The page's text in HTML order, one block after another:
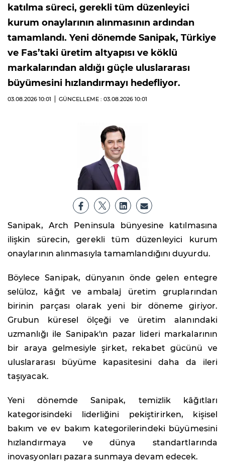
katılma süreci, gerekli tüm düzenleyici
kurum onaylarının alınmasının ardından
tamamlandı. Yeni dönemde Sanipak, Türkiye
ve Fas’taki üretim altyapısı ve köklü
markalarından aldığı güçle uluslararası
büyümesini hızlandırmayı hedefliyor.
03.08.2026 10:01 GÜNCELLEME : 03.08.2026 10:01
Sanipak, Arch Peninsula bünyesine katılmasına
ilişkin sürecin, gerekli tüm düzenleyici kurum
onaylarının alınmasıyla tamamlandığını duyurdu.
Böylece Sanipak, dünyanın önde gelen entegre
selüloz, kâğıt ve ambalaj üretim gruplarından
birinin parçası olarak yeni bir döneme giriyor.
Grubun küresel ölçeği ve üretim alanındaki
uzmanlığı ile Sanipak'ın pazar lideri markalarının
bir araya gelmesiyle şirket, rekabet gücünü ve
uluslararası büyüme kapasitesini daha da ileri
taşıyacak.
Yeni dönemde Sanipak, temizlik kâğıtları
kategorisindeki liderliğini pekiştirirken, kişisel
bakım ve ev bakım kategorilerindeki büyümesini
hızlandırmaya ve dünya standartlarında
inovasyonları pazara sunmaya devam edecek.